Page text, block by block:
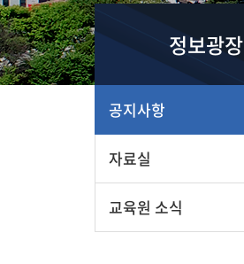
정보광장
공지사항
자료실
교육원 소식